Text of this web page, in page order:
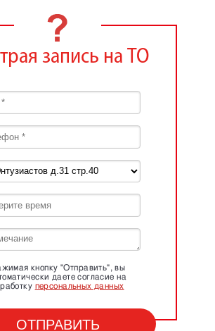
запись на ТО
кнопку "Отправить", вы
даете согласие на
персональных данных